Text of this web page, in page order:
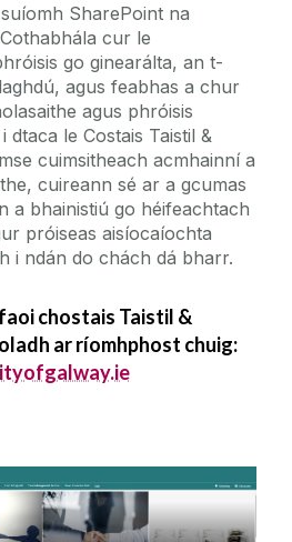
SharePoint na
cur le
go ginearálta, an t-
agus feabhas a chur
agus phróisis
dtaca le Costais Taistil &
cuimsitheach acmhainní a
cuireann sé ar a gcumas
a bhainistiú go héifeachtach
próiseas aisíocaíochta
i ndán do chách dá bharr.​​​​​​​
chostais Taistil &
ar ríomhphost chuig:
Agresso